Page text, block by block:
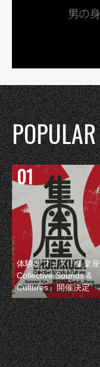
POPULAR
体験型フェス『集楽座
Collective Sounds &
Cultures』開催決定